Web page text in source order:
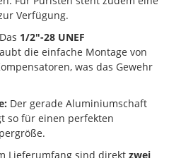
Verfügung.
Das 1/2"-28 UNEF
die einfache Montage von
was das Gewehr
Der gerade Aluminiumschaft
so für einen perfekten
Lieferumfang sind direkt zwei